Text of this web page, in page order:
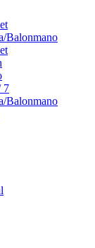
Balonmano
7
Balonmano